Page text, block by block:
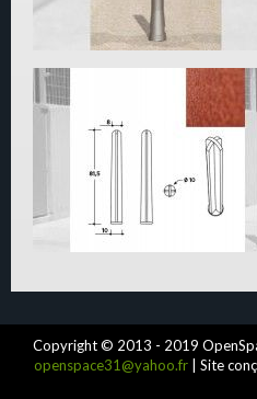
Copyright © 2013 - 2019
openspace31@yahoo.fr | Site